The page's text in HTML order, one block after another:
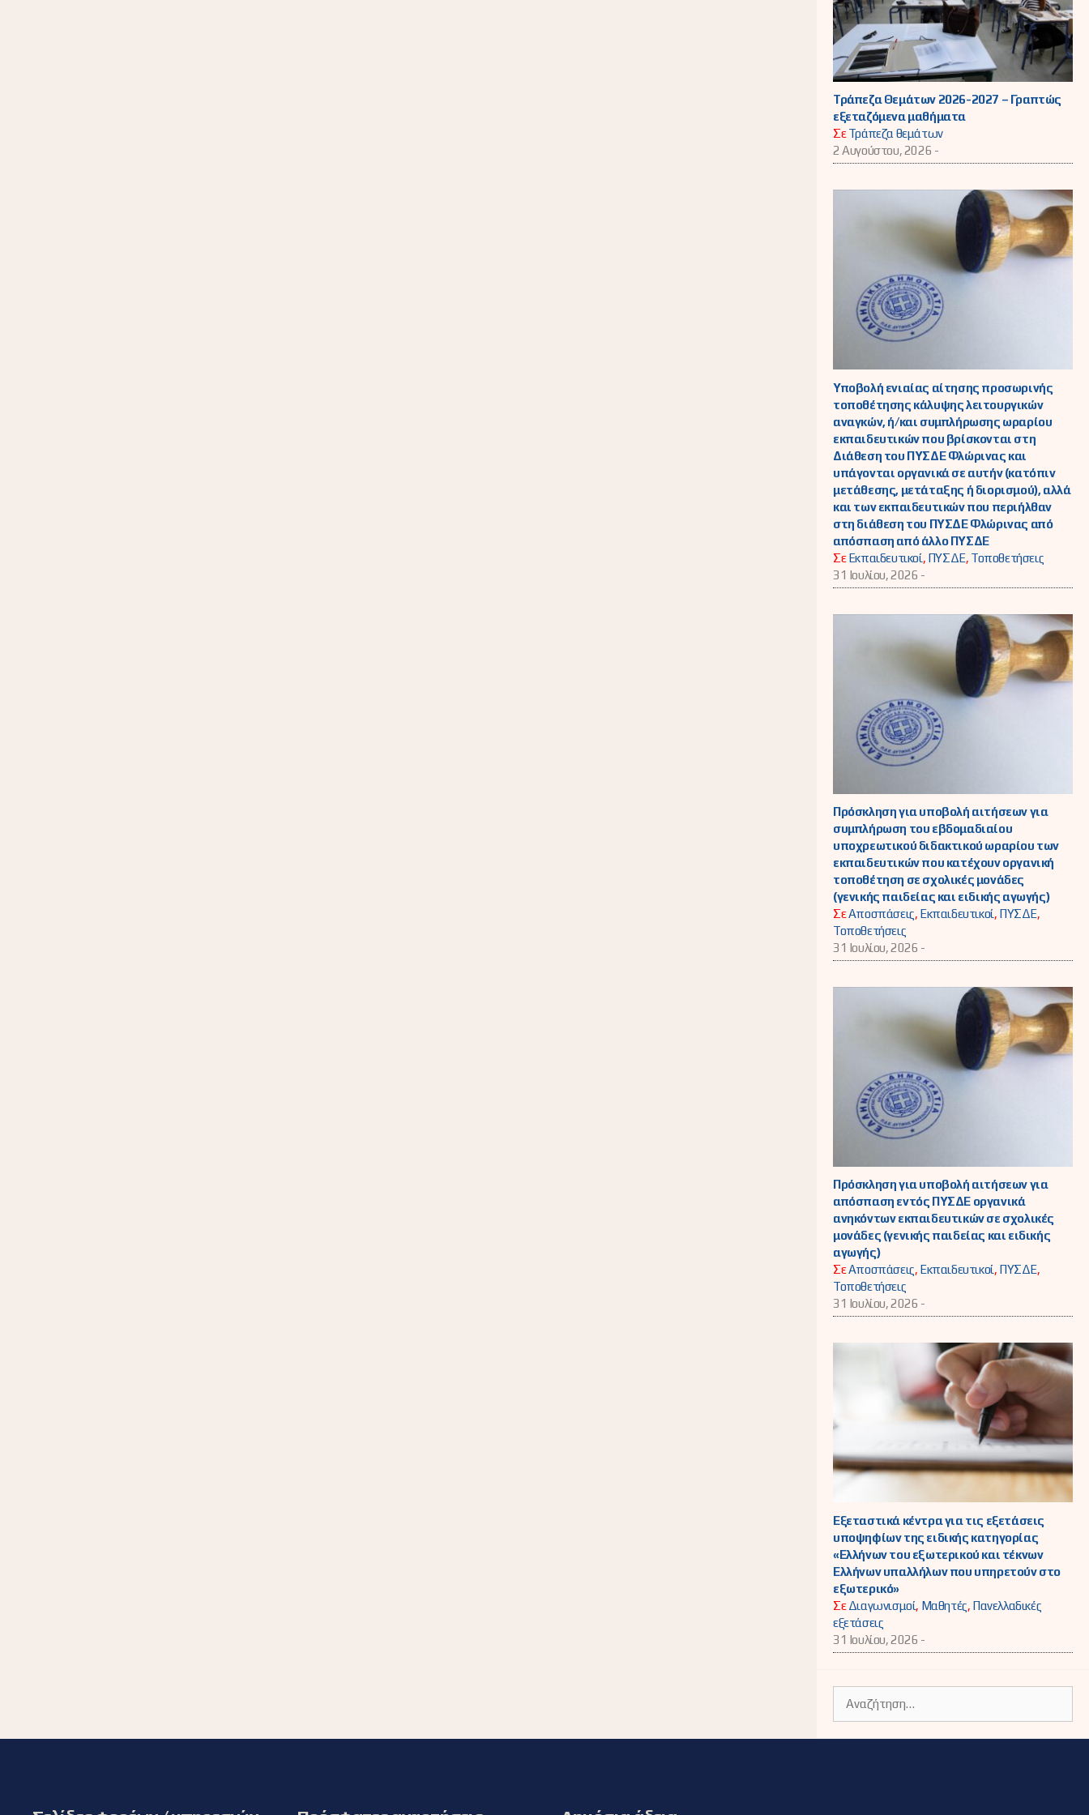
Τράπεζα Θεμάτων 2026-2027 – Γραπτώς
εξεταζόμενα μαθήματα
ΣεΤράπεζα θεμάτων
2 Αυγούστου, 2026 -
Υποβολή ενιαίας αίτησης προσωρινής
τοποθέτησης κάλυψης λειτουργικών
αναγκών, ή/και συμπλήρωσης ωραρίου
εκπαιδευτικών που βρίσκονται στη
Διάθεση του ΠΥΣΔΕ Φλώρινας και
υπάγονται οργανικά σε αυτήν (κατόπιν
μετάθεσης, μετάταξης ή διορισμού), αλλά
και των εκπαιδευτικών που περιήλθαν
στη διάθεση του ΠΥΣΔΕ Φλώρινας από
απόσπαση από άλλο ΠΥΣΔΕ
ΣεΕκπαιδευτικοί, ΠΥΣΔΕ, Τοποθετήσεις
31 Ιουλίου, 2026 -
Πρόσκληση για υποβολή αιτήσεων για
συμπλήρωση του εβδομαδιαίου
υποχρεωτικού διδακτικού ωραρίου των
εκπαιδευτικών που κατέχουν οργανική
τοποθέτηση σε σχολικές μονάδες
(γενικής παιδείας και ειδικής αγωγής)
ΣεΑποσπάσεις, Εκπαιδευτικοί, ΠΥΣΔΕ,
Τοποθετήσεις
31 Ιουλίου, 2026 -
Πρόσκληση για υποβολή αιτήσεων για
απόσπαση εντός ΠΥΣΔΕ οργανικά
ανηκόντων εκπαιδευτικών σε σχολικές
μονάδες (γενικής παιδείας και ειδικής
αγωγής)
ΣεΑποσπάσεις, Εκπαιδευτικοί, ΠΥΣΔΕ,
Τοποθετήσεις
31 Ιουλίου, 2026 -
Εξεταστικά κέντρα για τις εξετάσεις
υποψηφίων της ειδικής κατηγορίας
«Ελλήνων του εξωτερικού και τέκνων
Ελλήνων υπαλλήλων που υπηρετούν στο
εξωτερικό»
ΣεΔιαγωνισμοί, Μαθητές, Πανελλαδικές
εξετάσεις
31 Ιουλίου, 2026 -
για: